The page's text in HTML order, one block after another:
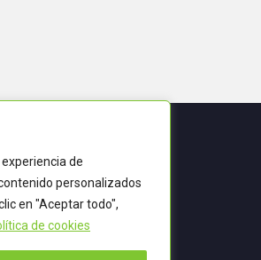
de
personalizados
en "Aceptar todo",
de cookies